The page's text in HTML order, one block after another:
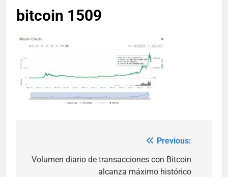
bitcoin 1509
navigation
Previous:
Volumen diario de transacciones con Bitcoin
alcanza máximo histórico